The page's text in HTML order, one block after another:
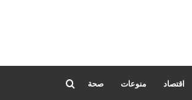
اقتصاد منوعات صحة